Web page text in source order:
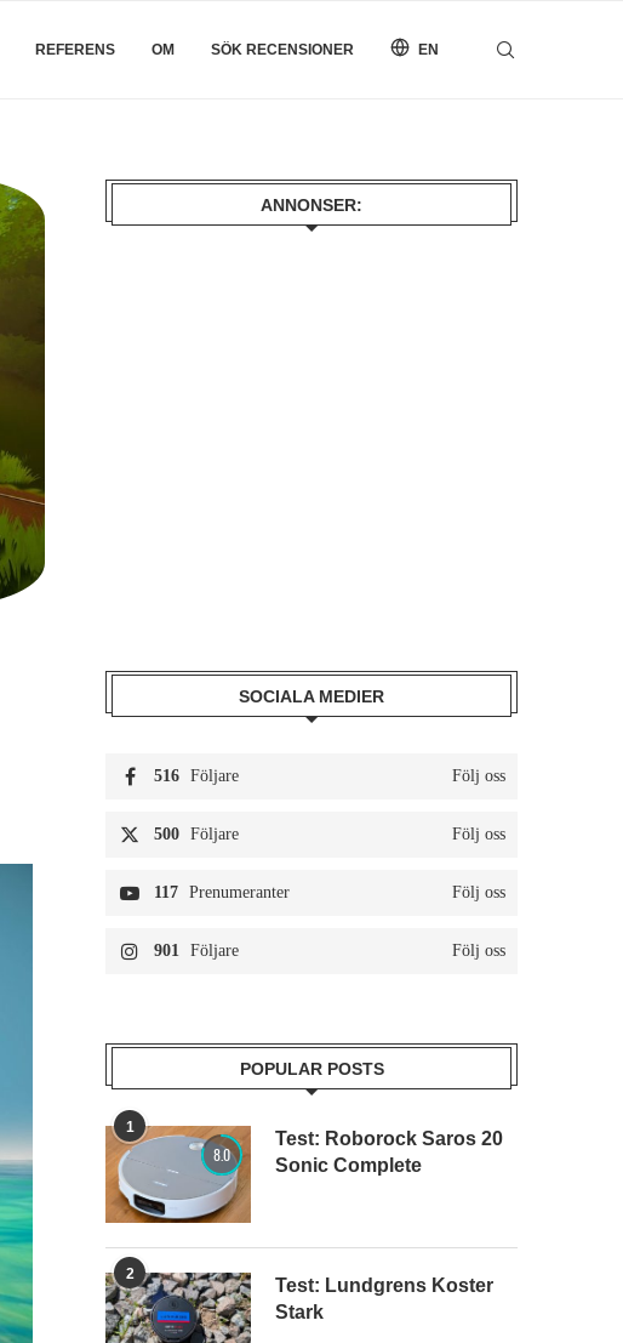
REFERENS OM SÖK RECENSIONER EN
ANNONSER:
SOCIALA MEDIER
516 Följare Följ oss
500 Följare Följ oss
117 Prenumeranter Följ oss
901 Följare Följ oss
POPULAR POSTS
1
8.0
Test: Roborock Saros 20
Sonic Complete
2
Test: Lundgrens Koster
Stark